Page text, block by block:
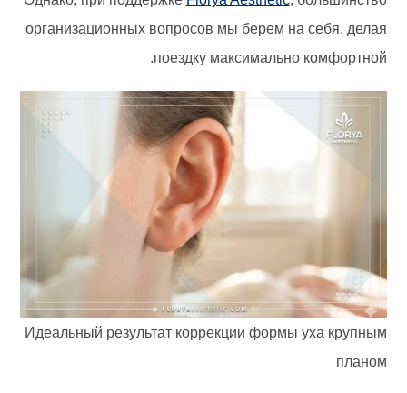
организационных вопросов мы берем на себя, делая
поездку максимально комфортной.
Идеальный результат коррекции формы уха крупным
планом